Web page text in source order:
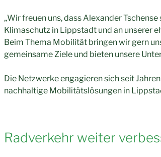
„Wir freuen uns, dass Alexander
Klimaschutz in Lippstadt und an unserer
Beim Thema Mobilität bringen wir gern
gemeinsame Ziele und bieten unsere
Die Netzwerke engagieren sich seit
nachhaltige Mobilitätslösungen in
Radverkehr weiter